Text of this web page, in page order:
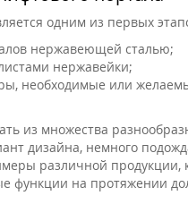
одним из первых
нержавеющей сталью;
нержавейки;
необходимые или
из множества
дизайна, немного
различной продукции,
функции на протяжении